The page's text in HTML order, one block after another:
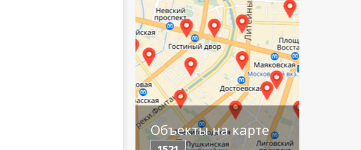
Объекты на карте